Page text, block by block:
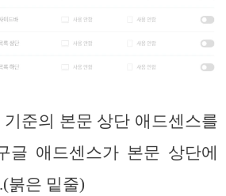
준의 본문 상단 애드센스를
글 애드센스가 본문 상단에
붉은 밑줄)